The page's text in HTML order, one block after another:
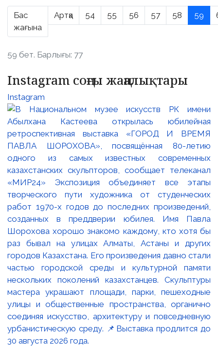
Бас
жағына
Артқа 54 55 56 57 58 59
59 бет. Барлығы: 77
Instagram соңғы жаңалықтары
Instagram